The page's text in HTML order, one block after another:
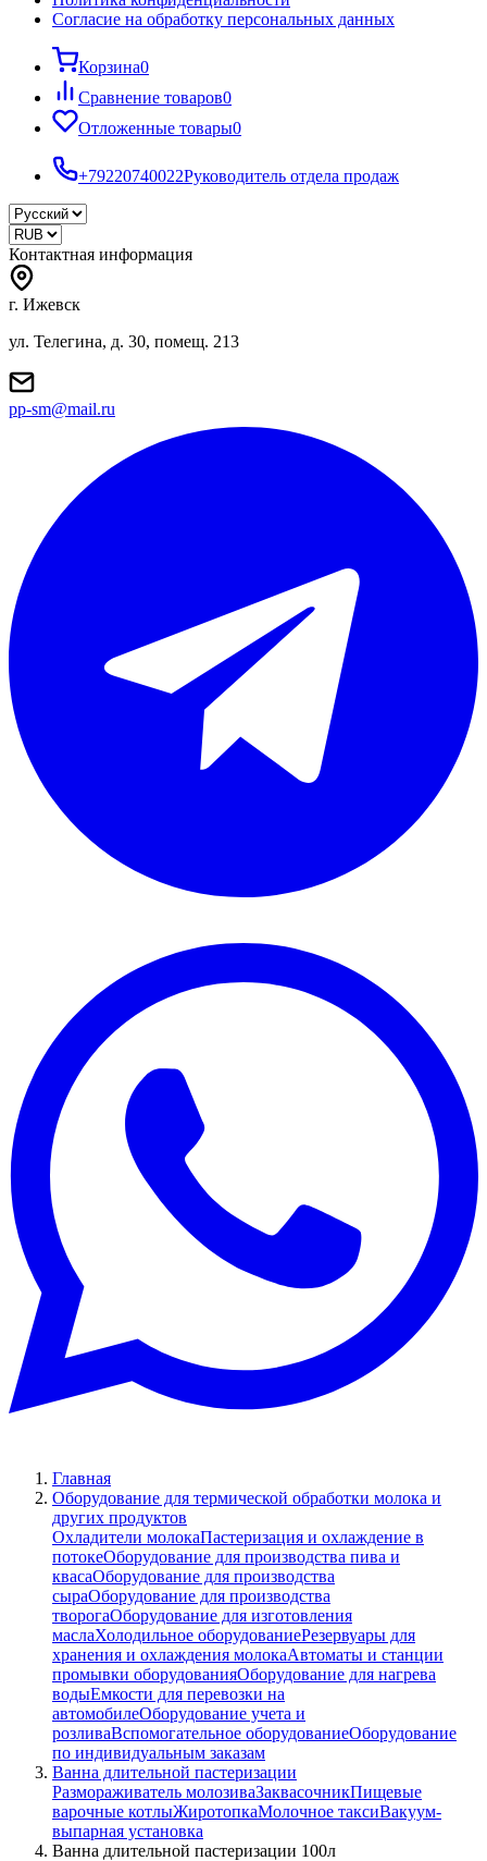
Согласие на обработку персональных данных
Корзина0
Сравнение товаров0
Отложенные товары0
+79220740022Руководитель отдела продаж
Контактная информация
г. Ижевск
ул. Телегина, д. 30, помещ. 213
pp-sm@mail.ru
Главная
Оборудование для термической обработки молока и
других продуктов
Охладители молокаПастеризация и охлаждение в
потокеОборудование для производства пива и
квасаОборудование для производства
сыраОборудование для производства
творогаОборудование для изготовления
маслаХолодильное оборудованиеРезервуары для
хранения и охлаждения молокаАвтоматы и станции
промывки оборудованияОборудование для нагрева
водыЕмкости для перевозки на
автомобилеОборудование учета и
розливаВспомогательное оборудованиеОборудование
по индивидуальным заказам
Ванна длительной пастеризации
Размораживатель молозиваЗаквасочникПищевые
варочные котлыЖиротопкаМолочное таксиВакуум-
выпарная установка
Ванна длительной пастеризации 100л